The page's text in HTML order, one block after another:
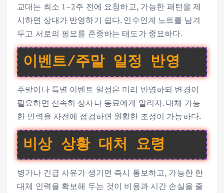
교대는 최소 1–2주 전에 요청하고, 가능한 패턴을 제
시하면 상대가 반영하기 쉽다. 인수인계 노트를 남겨
두고 서로의 필요를 존중하는 태도가 중요하다.
이벤트/주말 일정 반영
주말이나 특별 이벤트 일정은 미리 반영하되 변경이
필요하면 신속히 상사나 동료에게 알리자. 대체 가능
한 인력을 사전에 점검하면 원활한 조정이 가능하다.
비상 상황 대처 요령
병가나 긴급 사유가 생기면 즉시 통보하고, 가능한 한
대체 인력을 확보해 두는 것이 비용과 시간 손실을 줄